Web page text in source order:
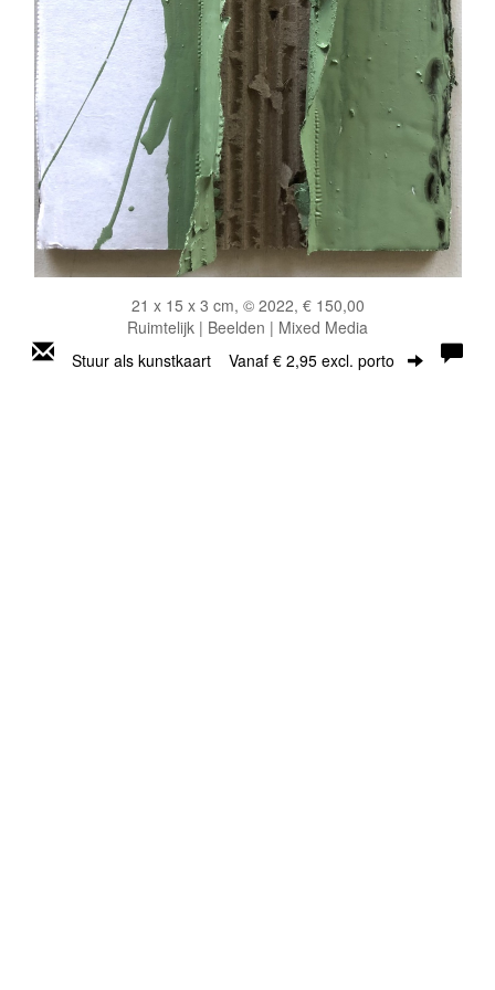
21 x 15 x 3 cm, © 2022, € 150,00
Ruimtelijk | Beelden | Mixed Media
Stuur als kunstkaart Vanaf € 2,95 excl. porto